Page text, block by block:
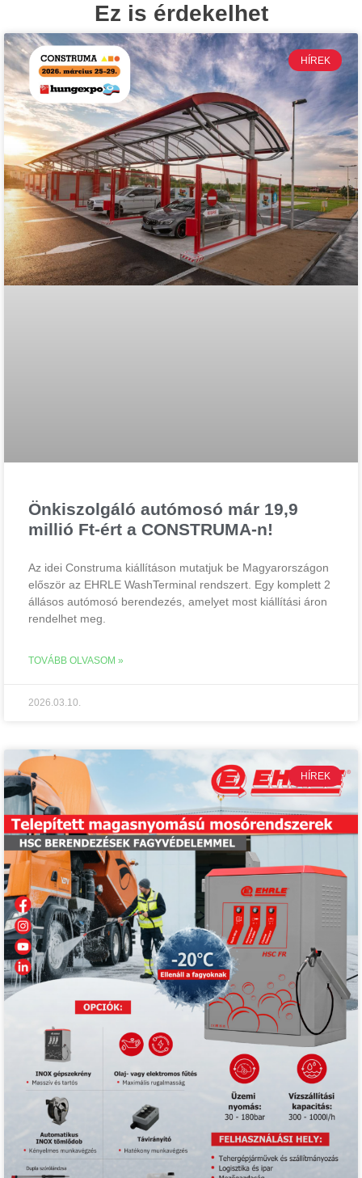
Ez is érdekelhet
HÍREK
Önkiszolgáló autómosó már 19,9
millió Ft-ért a CONSTRUMA-n!
Az idei Construma kiállításon mutatjuk be Magyarországon
először az EHRLE WashTerminal rendszert. Egy komplett 2
állásos autómosó berendezés, amelyet most kiállítási áron
rendelhet meg.
TOVÁBB OLVASOM »
2026.03.10.
HÍREK